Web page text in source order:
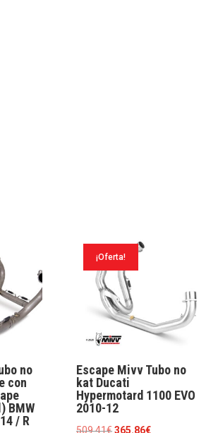
no
con
BMW
/ R
¡Oferta!
Escape Mivv Tubo no
kat Ducati
Hypermotard 1100 EVO
2010-12
509.41€El
365.86€El